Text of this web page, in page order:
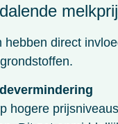
hebben direct
hogere